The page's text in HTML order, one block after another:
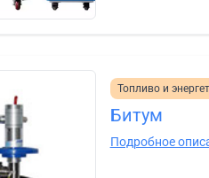
Топливо и
Битум
Подробное